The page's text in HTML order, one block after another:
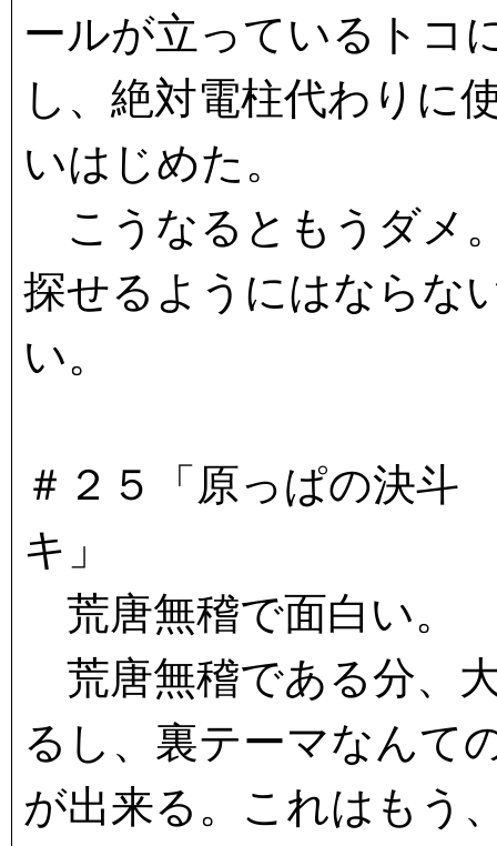
ールが立っているトコ
し、絶対電柱代わりに
いはじめた。
こうなるともうダメ
探せるようにはならな
い。
＃２５「原っぱの決
キ」
荒唐無稽で面白い。
荒唐無稽である分、
るし、裏テーマなんて
が出来る。これはもう